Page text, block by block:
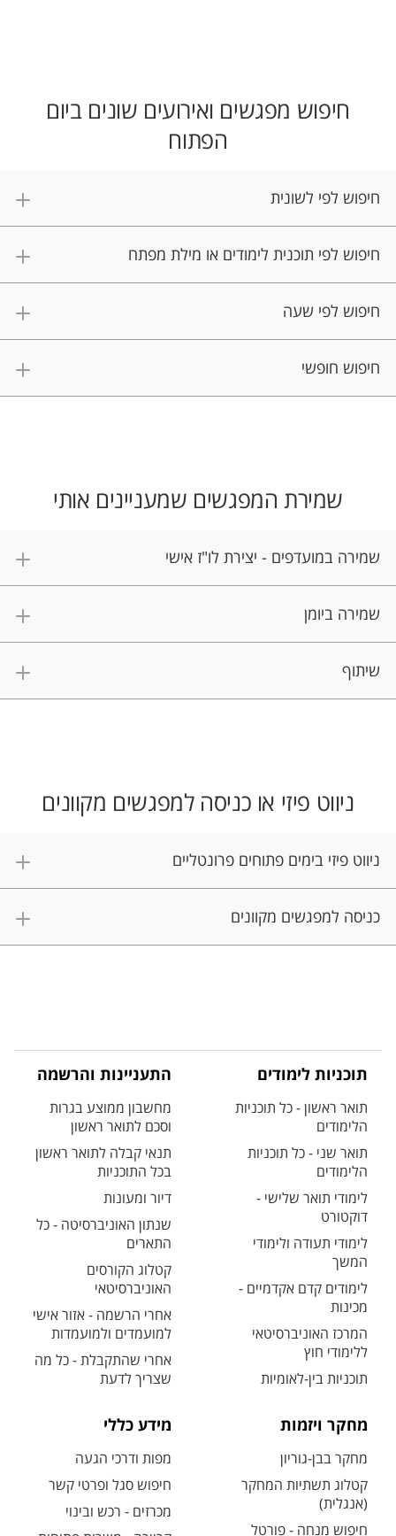
חיפוש מפגשים ואירועים שונים ביום
הפתוח
חיפוש לפי לשונית
חיפוש לפי תוכנית לימודים או מילת מפתח
חיפוש לפי שעה
חיפוש חופשי
שמירת המפגשים שמעניינים אותי
שמירה במועדפים - יצירת לו"ז אישי
שמירה ביומן
שיתוף
ניווט פיזי או כניסה למפגשים מקוונים
ניווט פיזי בימים פתוחים פרונטליים
כניסה למפגשים מקוונים
תוכניות לימודים
תואר ראשון - כל תוכניות
הלימודים
תואר שני - כל תוכניות
הלימודים
לימודי תואר שלישי -
דוקטורט
לימודי תעודה ולימודי
המשך
לימודים קדם אקדמיים -
מכינות
המרכז האוניברסיטאי
ללימודי חוץ
תוכניות בין-לאומיות
התעניינות והרשמה
מחשבון ממוצע בגרות
וסכם לתואר ראשון
תנאי קבלה לתואר ראשון
בכל התוכניות
דיור ומעונות
שנתון האוניברסיטה - כל
התארים
קטלוג הקורסים
האוניברסיטאי
אחרי הרשמה - אזור אישי
למועמדים ולמועמדות
אחרי שהתקבלת - כל מה
שצריך לדעת
מחקר ויזמות
מחקר בבן-גוריון
קטלוג תשתיות המחקר
(אנגלית)
חיפוש מנחה - פורטל
מידע כללי
מפות ודרכי הגעה
חיפוש סגל ופרטי קשר
מכרזים - רכש ובינוי